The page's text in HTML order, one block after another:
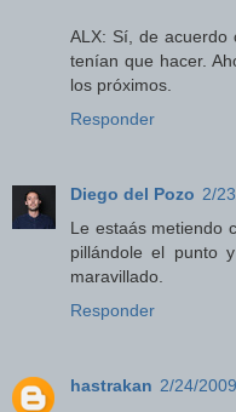
ALX: Sí, de acuerdo
tenían que hacer.
los próximos.
Responder
Diego del Pozo 2/
Le estaás metiendo
pillándole el punto
maravillado.
Responder
hastrakan 2/24/